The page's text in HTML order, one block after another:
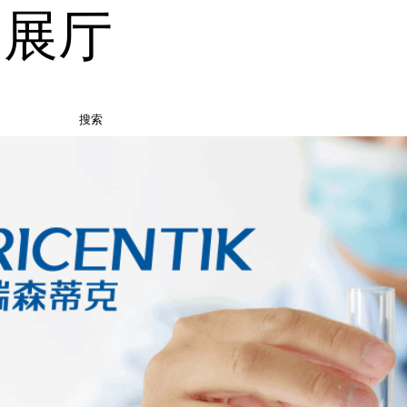
厅
搜索